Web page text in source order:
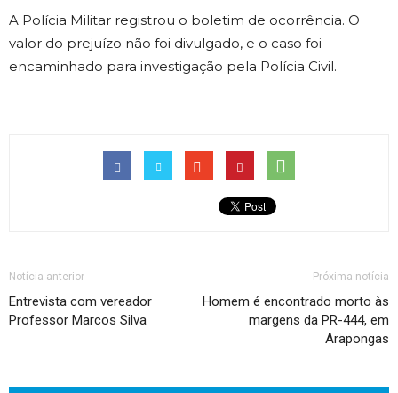
A Polícia Militar registrou o boletim de ocorrência. O
valor do prejuízo não foi divulgado, e o caso foi
encaminhado para investigação pela Polícia Civil.
Notícia anterior
Entrevista com vereador
Professor Marcos Silva
Próxima notícia
Homem é encontrado morto às
margens da PR-444, em
Arapongas